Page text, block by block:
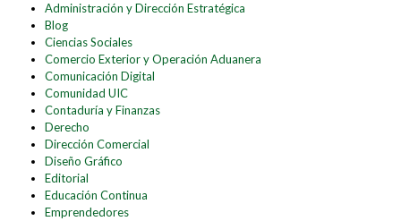
Administración y Dirección Estratégica
Blog
Ciencias Sociales
Comercio Exterior y Operación Aduanera
Comunicación Digital
Comunidad UIC
Contaduría y Finanzas
Derecho
Dirección Comercial
Diseño Gráfico
Editorial
Educación Continua
Emprendedores